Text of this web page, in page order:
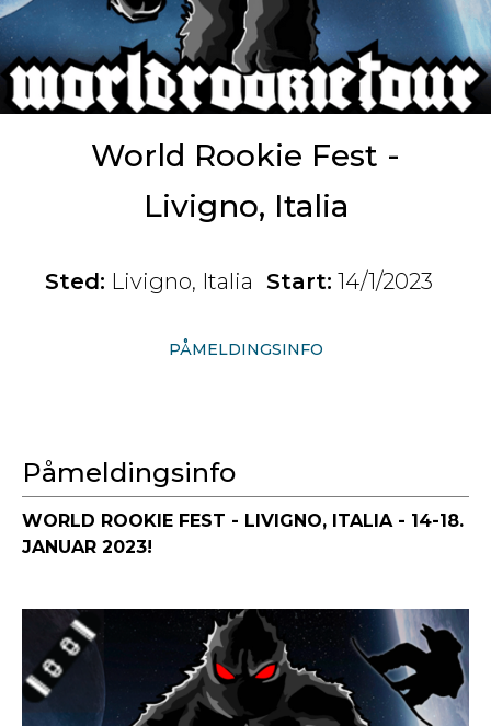
World Rookie Fest -
Livigno, Italia
Sted: Livigno, Italia Start: 14/1/2023
PÅMELDINGSINFO
Påmeldingsinfo
WORLD ROOKIE FEST - LIVIGNO, ITALIA - 14-18.
JANUAR 2023!